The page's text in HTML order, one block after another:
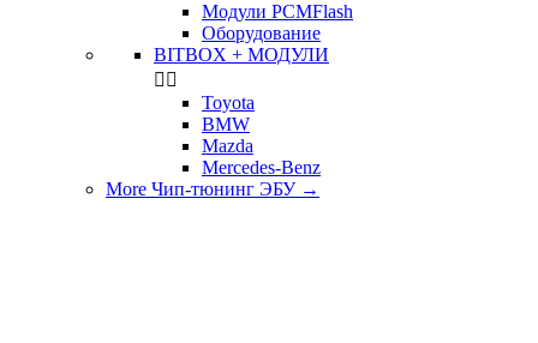
Модули PCMFlash
Оборудование
BITBOX + МОДУЛИ
 
Toyota
BMW
Mazda
Mercedes-Benz
More Чип-тюнинг ЭБУ →